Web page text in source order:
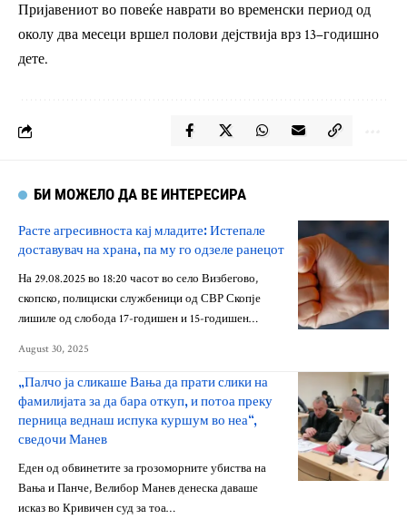
Пријавениот во повеќе наврати во временски период од
околу два месеци вршел полови дејствија врз 13–годишно
дете.
БИ МОЖЕЛО ДА ВЕ ИНТЕРЕСИРА
Расте агресивноста кај младите: Истепале
доставувач на храна, па му го одзеле ранецот
На 29.08.2025 во 18:20 часот во село Визбегово,
скопско, полициски службеници од СВР Скопје
лишиле од слобода 17-годишен и 15-годишен…
August 30, 2025
„Палчо ја сликаше Вања да прати слики на
фамилијата за да бара откуп, и потоа преку
перница веднаш испука куршум во неа“,
сведочи Манев
Еден од обвинетите за грозоморните убиства на
Вања и Панче, Велибор Манев денеска даваше
исказ во Кривичен суд за тоа…